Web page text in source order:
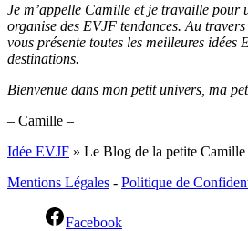
Je m’appelle Camille et je travaille pour
organise des EVJF tendances. Au
vous présente toutes les meilleures idées
destinations.
Bienvenue dans mon petit univers, ma
– Camille –
Idée EVJF » Le Blog de la petite Camille
Mentions Légales - Politique de
Facebook